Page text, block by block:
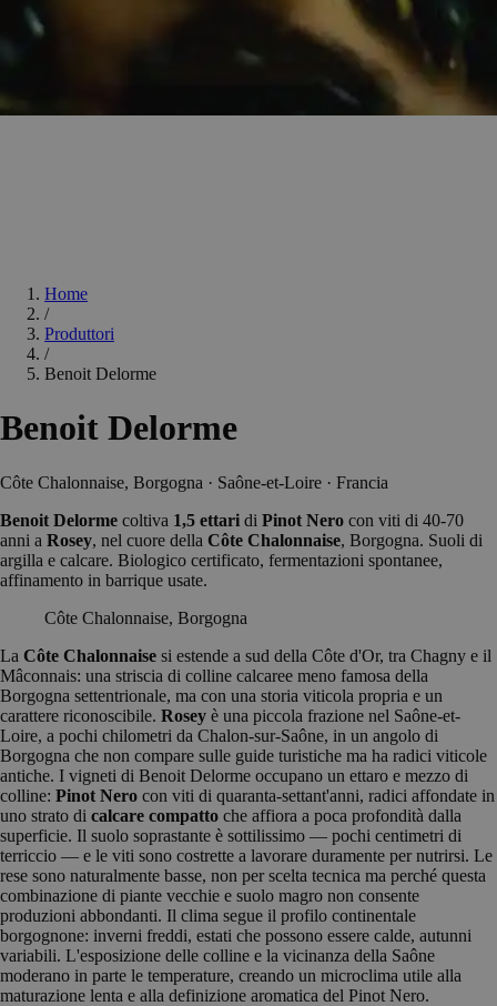
Home
/
Produttori
/
Benoit Delorme
Benoit Delorme
Côte Chalonnaise, Borgogna · Saône-et-Loire · Francia
Benoit Delorme coltiva 1,5 ettari di Pinot Nero con viti di 40-70
anni a Rosey, nel cuore della Côte Chalonnaise, Borgogna. Suoli di
argilla e calcare. Biologico certificato, fermentazioni spontanee,
affinamento in barrique usate.
Côte Chalonnaise, Borgogna
La Côte Chalonnaise si estende a sud della Côte d'Or, tra Chagny e il
Mâconnais: una striscia di colline calcaree meno famosa della
Borgogna settentrionale, ma con una storia viticola propria e un
carattere riconoscibile. Rosey è una piccola frazione nel Saône-et-
Loire, a pochi chilometri da Chalon-sur-Saône, in un angolo di
Borgogna che non compare sulle guide turistiche ma ha radici viticole
antiche. I vigneti di Benoit Delorme occupano un ettaro e mezzo di
colline: Pinot Nero con viti di quaranta-settant'anni, radici affondate in
uno strato di calcare compatto che affiora a poca profondità dalla
superficie. Il suolo soprastante è sottilissimo — pochi centimetri di
terriccio — e le viti sono costrette a lavorare duramente per nutrirsi. Le
rese sono naturalmente basse, non per scelta tecnica ma perché questa
combinazione di piante vecchie e suolo magro non consente
produzioni abbondanti. Il clima segue il profilo continentale
borgognone: inverni freddi, estati che possono essere calde, autunni
variabili. L'esposizione delle colline e la vicinanza della Saône
moderano in parte le temperature, creando un microclima utile alla
maturazione lenta e alla definizione aromatica del Pinot Nero.